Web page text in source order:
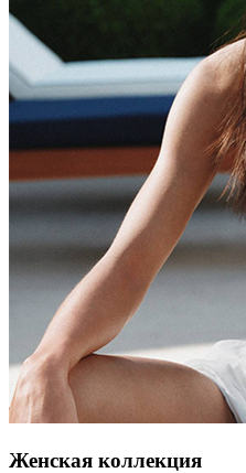
Женская коллекция